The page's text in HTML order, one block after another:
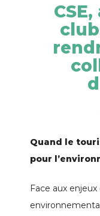
Quand le
pour
Face aux